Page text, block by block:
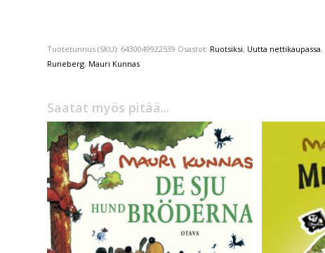
Tuotetunnus (SKU): 6430049922539 Osastot: Ruotsiksi, Uutta nettikaupassa,
Runeberg, Mauri Kunnas
Saatat myös pitää...